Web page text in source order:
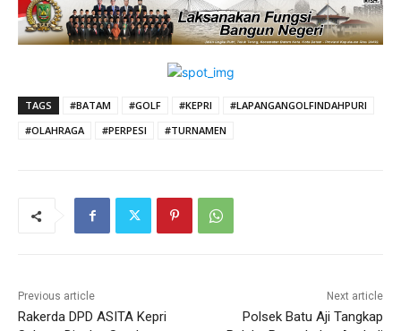
TAGS #BATAM #GOLF #KEPRI
#LAPANGANGOLFINDAHPURI
#OLAHRAGA
#PERPESI #TURNAMEN
Previous article
Rakerda DPD ASITA Kepri
Next article
Polsek Batu Aji Tangkap